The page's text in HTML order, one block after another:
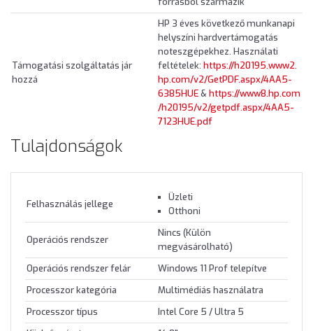
Támogatási szolgáltatás jár
hozzá
HP 3 éves következő munkanapi
helyszíni hardvertámogatás
noteszgépekhez. Használati
feltételek: https://h20195.www2.
hp.com/v2/GetPDF.aspx/4AA5-
6385HUE&https://www8.hp.com
/h20195/v2/getpdf.aspx/4AA5-
7123HUE.pdf
Tulajdonságok
Felhasználás jellege
Üzleti
Otthoni
Operációs rendszer
Nincs (Külön
megvásárolható)
Operációs rendszer felár
Windows 11 Prof telepítve
Processzor kategória
Multimédiás használatra
Processzor típus
Intel Core 5 / Ultra 5